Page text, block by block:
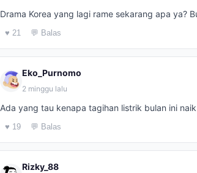
Drama Korea yang lagi rame sekarang apa ya?
♥ 21 💬 Balas
Eko_Purnomo
2 minggu lalu
Ada yang tau kenapa tagihan listrik bulan ini
♥ 19 💬 Balas
Rizky_88